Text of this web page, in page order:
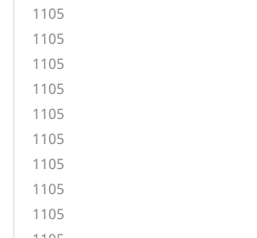
1105
1105
1105
1105
1105
1105
1105
1105
1105